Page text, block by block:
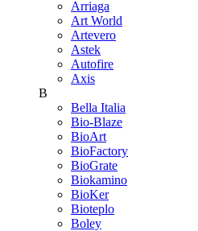
Arriaga
Art World
Artevero
Astek
Autofire
Axis
B
Bella Italia
Bio-Blaze
BioArt
BioFactory
BioGrate
Biokamino
BioKer
Bioteplo
Boley